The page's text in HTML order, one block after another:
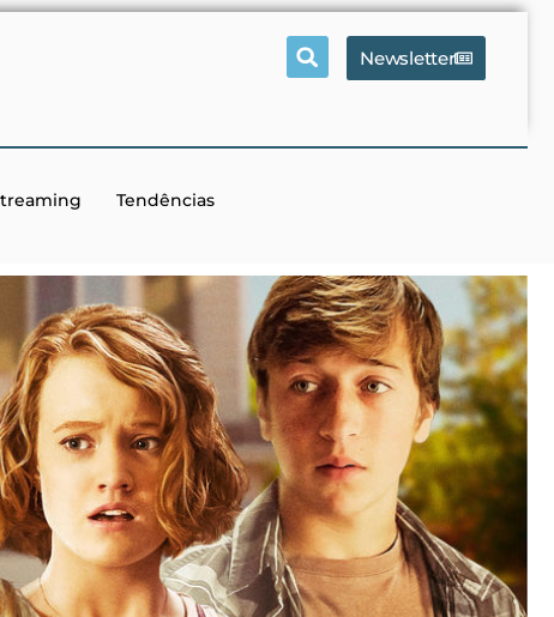
Newsletter
Tendências